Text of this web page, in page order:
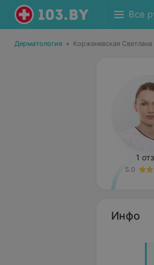
Все
Дерматология • Корженевская Светлана
1
5.0
Инфо